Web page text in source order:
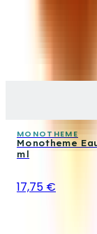
MONOTHEME
Monotheme
ml
17,75 €